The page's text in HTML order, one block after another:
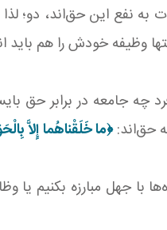
به نفع اين حق‌اند، دو؛
وظيفه خودش را هم
چه جامعه در برابر حق
حق‌اند:﴿ما خَلَقْناهُما إِلاَّ
با جهل مبارزه بکنيم